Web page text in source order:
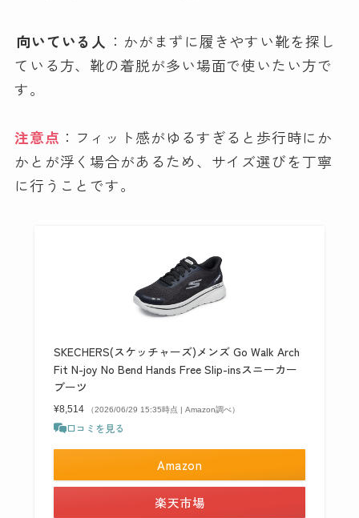
向いている人 ：かがまずに履きやすい靴を探し
ている方、靴の着脱が多い場面で使いたい方で
す。
注意点 ：フィット感がゆるすぎると歩行時にか
かとが浮く場合があるため、サイズ選びを丁寧
に行うことです。
SKECHERS(スケッチャーズ)メンズ Go Walk Arch
Fit N-joy No Bend Hands Free Slip-insスニーカー
ブーツ
¥8,514 （2026/06/29 15:35時点 | Amazon調べ）
口コミを見る
Amazon
楽天市場